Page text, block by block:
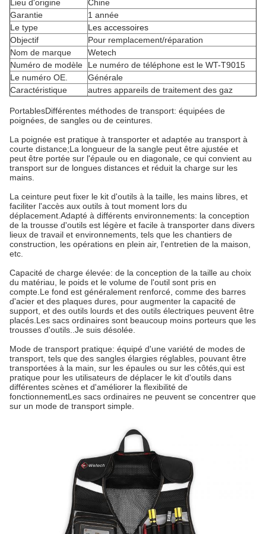
Lieu d'origine
Chine
Garantie
1 année
Le type
Les accessoires
Objectif
Pour remplacement/réparation
Nom de marque
Wetech
Numéro de modèle
Le numéro de téléphone est le WT-T9015
Le numéro OE.
Générale
Caractéristique
autres appareils de traitement des gaz
PortablesDifférentes méthodes de transport: équipées de
poignées, de sangles ou de ceintures.
La poignée est pratique à transporter et adaptée au transport à
courte distance;La longueur de la sangle peut être ajustée et
peut être portée sur l'épaule ou en diagonale, ce qui convient au
transport sur de longues distances et réduit la charge sur les
mains.
La ceinture peut fixer le kit d'outils à la taille, les mains libres, et
faciliter l'accès aux outils à tout moment lors du
déplacement. Adapté à différents environnements: la conception
de la trousse d'outils est légère et facile à transporter dans divers
lieux de travail et environnements, tels que les chantiers de
construction, les opérations en plein air, l'entretien de la maison,
etc.
Capacité de charge élevée: de la conception de la taille au choix
du matériau, le poids et le volume de l'outil sont pris en
compte. Le fond est généralement renforcé, comme des barres
d'acier et des plaques dures, pour augmenter la capacité de
support, et des outils lourds et des outils électriques peuvent être
placés.Les sacs ordinaires sont beaucoup moins porteurs que les
trousses d'outils.. Je suis désolée.
Mode de transport pratique: équipé d'une variété de modes de
transport, tels que des sangles élargies réglables, pouvant être
transportées à la main, sur les épaules ou sur les côtés,qui est
pratique pour les utilisateurs de déplacer le kit d'outils dans
différentes scènes et d'améliorer la flexibilité de
fonctionnementLes sacs ordinaires ne peuvent se concentrer que
sur un mode de transport simple.